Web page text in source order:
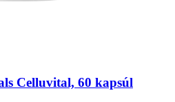
Celluvital, 60 kapsúl